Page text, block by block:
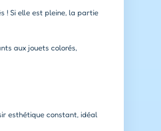
! Si elle est pleine, la partie
aux jouets colorés,
esthétique constant, idéal